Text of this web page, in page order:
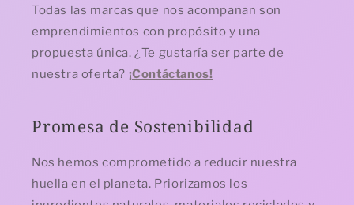
Todas las marcas que nos acompañan son
emprendimientos con propósito y una
propuesta única. ¿Te gustaría ser parte de
nuestra oferta? ¡Contáctanos!
Promesa de Sostenibilidad
Nos hemos comprometido a reducir nuestra
huella en el planeta. Priorizamos los